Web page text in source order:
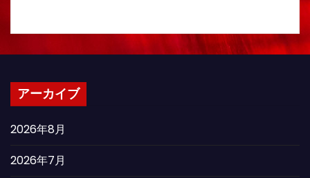
アーカイブ
2026年8月
2026年7月